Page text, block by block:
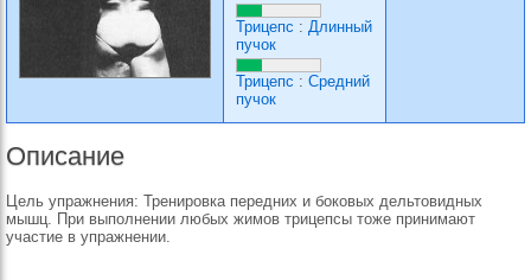
Трицепс : Длинный
пучок
Трицепс : Средний
пучок
Описание
Цель упражнения: Тренировка передних и боковых дельтовидных
мышц. При выполнении любых жимов трицепсы тоже принимают
участие в упражнении.